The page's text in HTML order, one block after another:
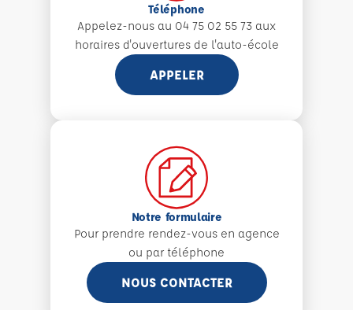
Téléphone
Appelez-nous au 04 75 02 55 73 aux
horaires d'ouvertures de l'auto-école
APPELER
Notre formulaire
Pour prendre rendez-vous en agence
ou par téléphone
NOUS CONTACTER